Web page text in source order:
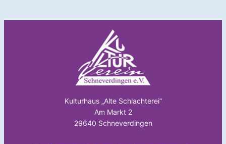
Kulturhaus „Alte Schlachterei“
Am Markt 2
29640 Schneverdingen